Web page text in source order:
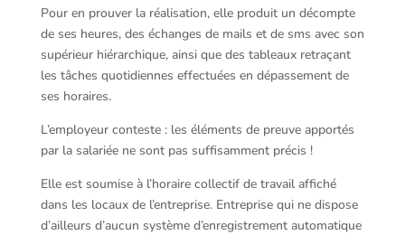
Pour en prouver la réalisation, elle produit un décompte
de ses heures, des échanges de mails et de sms avec son
supérieur hiérarchique, ainsi que des tableaux retraçant
les tâches quotidiennes effectuées en dépassement de
ses horaires.
L’employeur conteste : les éléments de preuve apportés
par la salariée ne sont pas suffisamment précis !
Elle est soumise à l’horaire collectif de travail affiché
dans les locaux de l’entreprise. Entreprise qui ne dispose
d’ailleurs d’aucun système d’enregistrement automatique